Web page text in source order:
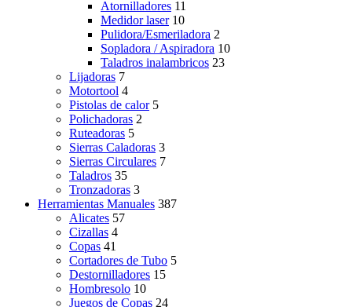
Atornilladores 11
Medidor laser 10
Pulidora/Esmeriladora 2
Sopladora / Aspiradora 10
Taladros inalambricos 23
Lijadoras 7
Motortool 4
Pistolas de calor 5
Polichadoras 2
Ruteadoras 5
Sierras Caladoras 3
Sierras Circulares 7
Taladros 35
Tronzadoras 3
Herramientas Manuales 387
Alicates 57
Cizallas 4
Copas 41
Cortadores de Tubo 5
Destornilladores 15
Hombresolo 10
Juegos de Copas 24